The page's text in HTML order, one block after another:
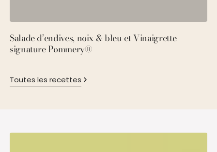
Toutes les recettes
Salade d’endives, noix & bleu et Vinaigrette
signature Pommery®